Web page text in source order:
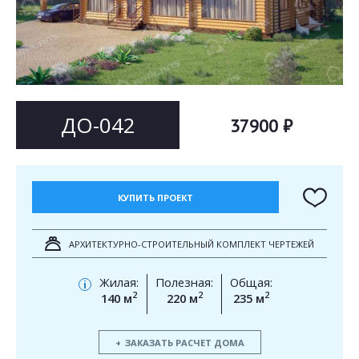
ДО-042 37900 ₽
КУПИТЬ ПРОЕКТ
АРХИТЕКТУРНО-СТРОИТЕЛЬНЫЙ КОМПЛЕКТ ЧЕРТЕЖЕЙ
i
Жилая:
140 м2
Полезная:
220 м2
Общая:
235 м2
ЗАКАЗАТЬ РАСЧЕТ ДОМА
Согласен на обработку персональных данных
ОТПРАВИТЬ
Согласен на обработку персональных данных
This site is protected by reCAPTCHA and the GooglePrivacy PolicyandTerms of Service
apply.